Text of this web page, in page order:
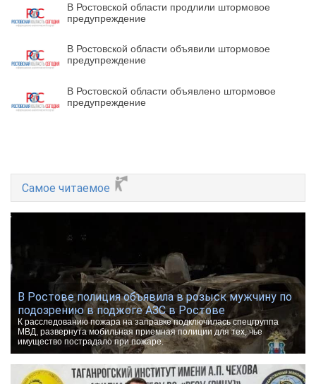
В Ростовской области продлили штормовое
предупреждение
В Ростовской области объявили штормовое
предупреждение
В Ростовской области объявлено штормовое
предупреждение
Самое читаемое
В Ростове полиция объявила в розыск мужчину по
подозрению в поджоге АЗС в Ростове
К расследованию пожара на заправке подключилась спецгруппа
МВД, развернута мобильная приемная полиции для тех, чье
имущество пострадало при пожаре.